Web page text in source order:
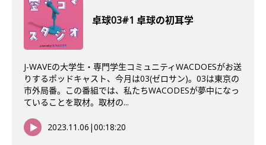
卓球03#1 卓球の初耳学
J-WAVEの大学生・専門学生コミュニティWACDOESがお送
りするポッドキャスト、今月は03(ゼロサン)。03は東京の
市外局番。この番組では、私たちWACODESが夢中になっ
ていることを取材。取材の...
2023.11.06 |00:18:20